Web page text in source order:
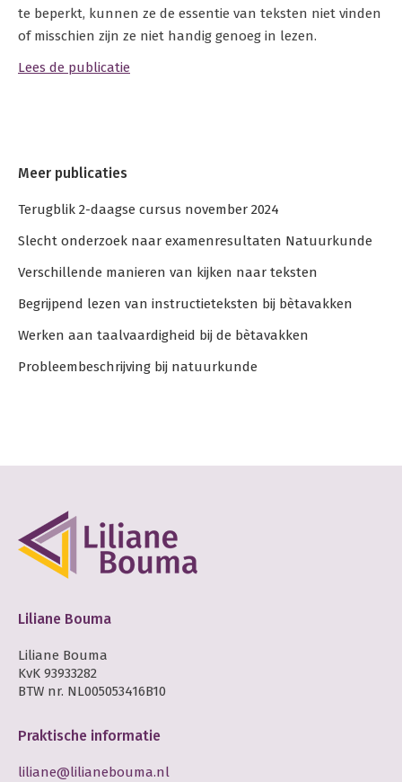
te beperkt, kunnen ze de essentie van teksten niet vinden
of misschien zijn ze niet handig genoeg in lezen.
Lees de publicatie
Meer publicaties
Terugblik 2-daagse cursus november 2024
Slecht onderzoek naar examenresultaten Natuurkunde
Verschillende manieren van kijken naar teksten
Begrijpend lezen van instructieteksten bij bètavakken
Werken aan taalvaardigheid bij de bètavakken
Probleembeschrijving bij natuurkunde
Liliane Bouma
Liliane Bouma
KvK 93933282
BTW nr. NL005053416B10
Praktische informatie
liliane@lilianebouma.nl